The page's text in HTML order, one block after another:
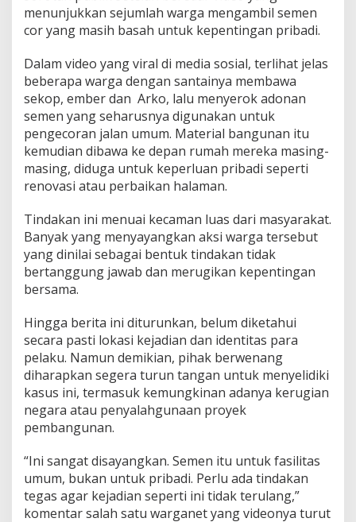
h
P
r
b
a
d
i
menunjukkan sejumlah warga mengambil semen
cor yang masih basah untuk kepentingan pribadi.
Dalam video yang viral di media sosial, terlihat jelas
beberapa warga dengan santainya membawa
sekop, ember dan Arko, lalu menyerok adonan
semen yang seharusnya digunakan untuk
pengecoran jalan umum. Material bangunan itu
kemudian dibawa ke depan rumah mereka masing-
masing, diduga untuk keperluan pribadi seperti
renovasi atau perbaikan halaman.
Tindakan ini menuai kecaman luas dari masyarakat.
Banyak yang menyayangkan aksi warga tersebut
yang dinilai sebagai bentuk tindakan tidak
bertanggung jawab dan merugikan kepentingan
bersama.
Hingga berita ini diturunkan, belum diketahui
secara pasti lokasi kejadian dan identitas para
pelaku. Namun demikian, pihak berwenang
diharapkan segera turun tangan untuk menyelidiki
kasus ini, termasuk kemungkinan adanya kerugian
negara atau penyalahgunaan proyek
pembangunan.
“Ini sangat disayangkan. Semen itu untuk fasilitas
umum, bukan untuk pribadi. Perlu ada tindakan
tegas agar kejadian seperti ini tidak terulang,”
komentar salah satu warganet yang videonya turut